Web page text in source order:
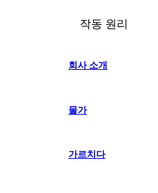
작동 원리
회사 소개
물가
가르치다